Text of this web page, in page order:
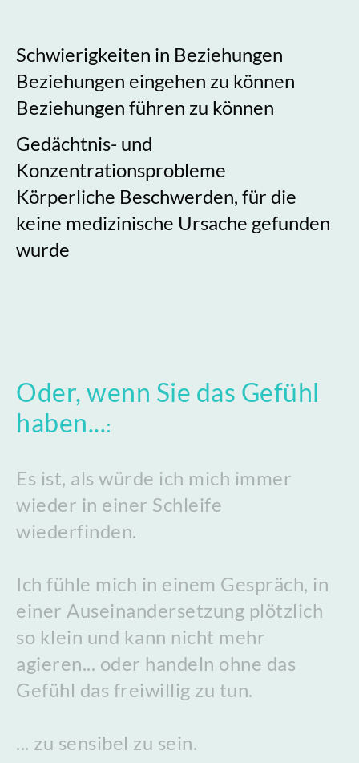
Gedächtnis- und
Konzentrationsprobleme
Körperliche Beschwerden, für die
keine medizinische Ursache gefunden
wurde
Schwierigkeiten in Beziehungen
Beziehungen eingehen zu können
Beziehungen führen zu können
Oder, wenn Sie das Gefühl
haben...:
Es ist, als würde ich mich immer
wieder in einer Schleife
wiederfinden.
Ich fühle mich in einem Gespräch, in
einer Auseinandersetzung plötzlich
so klein und kann nicht mehr
agieren... oder handeln ohne das
Gefühl das freiwillig zu tun.
... zu sensibel zu sein.